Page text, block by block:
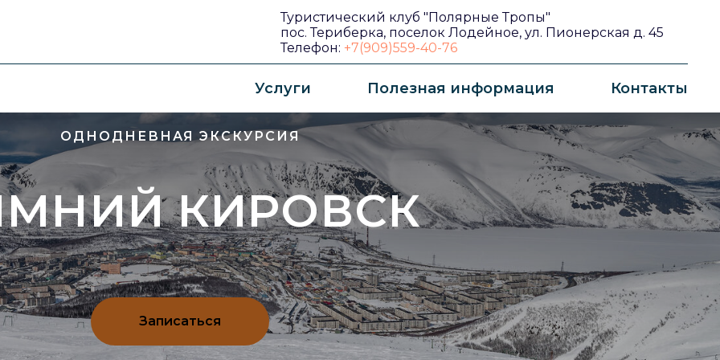
Туристический клуб "Полярные Тропы"
пос. Териберка, поселок Лодейное, ул. Пионерская д. 45
Телефон: +7(909)559-40-76
Услуги Полезная информация Контакты
ОДНОДНЕВНАЯ ЭКСКУРСИЯ
КИРОВСК
Записаться